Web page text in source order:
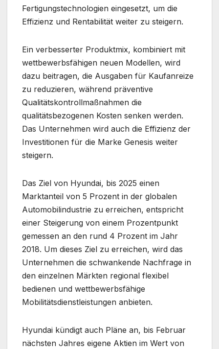
Fertigungstechnologien eingesetzt, um die
Effizienz und Rentabilität weiter zu steigern.
Ein verbesserter Produktmix, kombiniert mit
wettbewerbsfähigen neuen Modellen, wird
dazu beitragen, die Ausgaben für Kaufanreize
zu reduzieren, während präventive
Qualitätskontrollmaßnahmen die
qualitätsbezogenen Kosten senken werden.
Das Unternehmen wird auch die Effizienz der
Investitionen für die Marke Genesis weiter
steigern.
Das Ziel von Hyundai, bis 2025 einen
Marktanteil von 5 Prozent in der globalen
Automobilindustrie zu erreichen, entspricht
einer Steigerung von einem Prozentpunkt
gemessen an den rund 4 Prozent im Jahr
2018. Um dieses Ziel zu erreichen, wird das
Unternehmen die schwankende Nachfrage in
den einzelnen Märkten regional flexibel
bedienen und wettbewerbsfähige
Mobilitätsdienstleistungen anbieten.
Hyundai kündigt auch Pläne an, bis Februar
nächsten Jahres eigene Aktien im Wert von